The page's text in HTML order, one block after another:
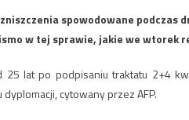
spowodowane podczas
w tej sprawie, jakie we wtorek
lat po podpisaniu traktatu 2+4
cytowany przez AFP.